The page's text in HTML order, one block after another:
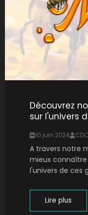
Découvrez
sur l'univers
10 juin 2024
A travers notre
mieux
l'univers de ces
Lire plus